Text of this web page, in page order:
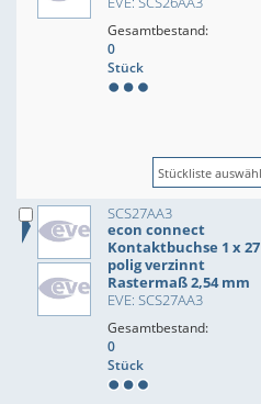
Gesamtbestand:
0
Stück
SCS27AA3
econ connect
Kontaktbuchse 1 x 27
polig verzinnt
Rastermaß 2,54 mm
EVE: SCS27AA3
Gesamtbestand:
0
Stück